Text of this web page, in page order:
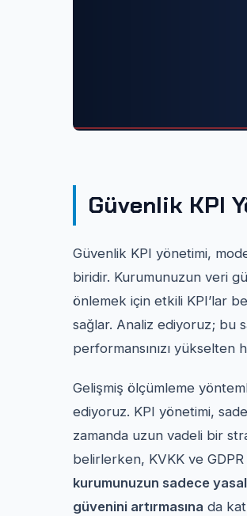
Güvenlik KPI
Güvenlik KPI yönetimi,
biridir. Kurumunuzun veri
önlemek için etkili KPI’lar
sağlar. Analiz ediyoruz; bu
performansınızı
Gelişmiş ölçümleme
ediyoruz. KPI yönetimi,
zamanda uzun vadeli bir
belirlerken, KVKK ve
kurumunuzun sadece
güvenini artırmasına da